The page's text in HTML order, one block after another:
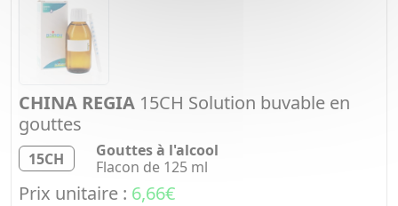
CHINA REGIA 15CH Solution buvable en
gouttes
15CH
Gouttes à l'alcool
Flacon de 125 ml
Prix unitaire : 6,66€